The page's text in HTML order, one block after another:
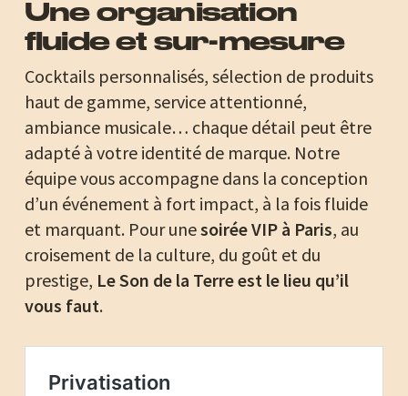
Une organisation
fluide et sur-mesure
Cocktails personnalisés, sélection de produits
haut de gamme, service attentionné,
ambiance musicale… chaque détail peut être
adapté à votre identité de marque. Notre
équipe vous accompagne dans la conception
d’un événement à fort impact, à la fois fluide
et marquant. Pour unesoirée VIP à Paris, au
croisement de la culture, du goût et du
prestige, Le Son de la Terre est le lieu qu’il
vous faut.